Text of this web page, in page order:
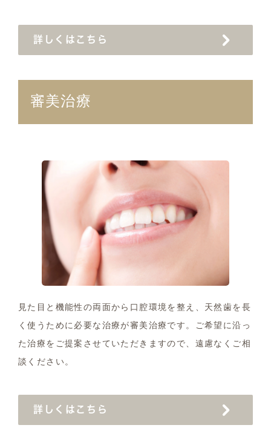
詳しくはこちら
審美治療
見た目と機能性の両面から口腔環境を整え、天然歯を長
く使うために必要な治療が審美治療です。ご希望に沿っ
た治療をご提案させていただきますので、遠慮なくご相
談ください。
詳しくはこちら